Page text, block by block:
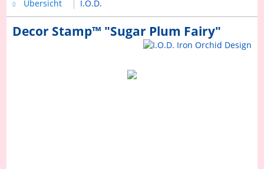
Übersicht I.O.D.
Decor Stamp™ "Sugar Plum Fairy"